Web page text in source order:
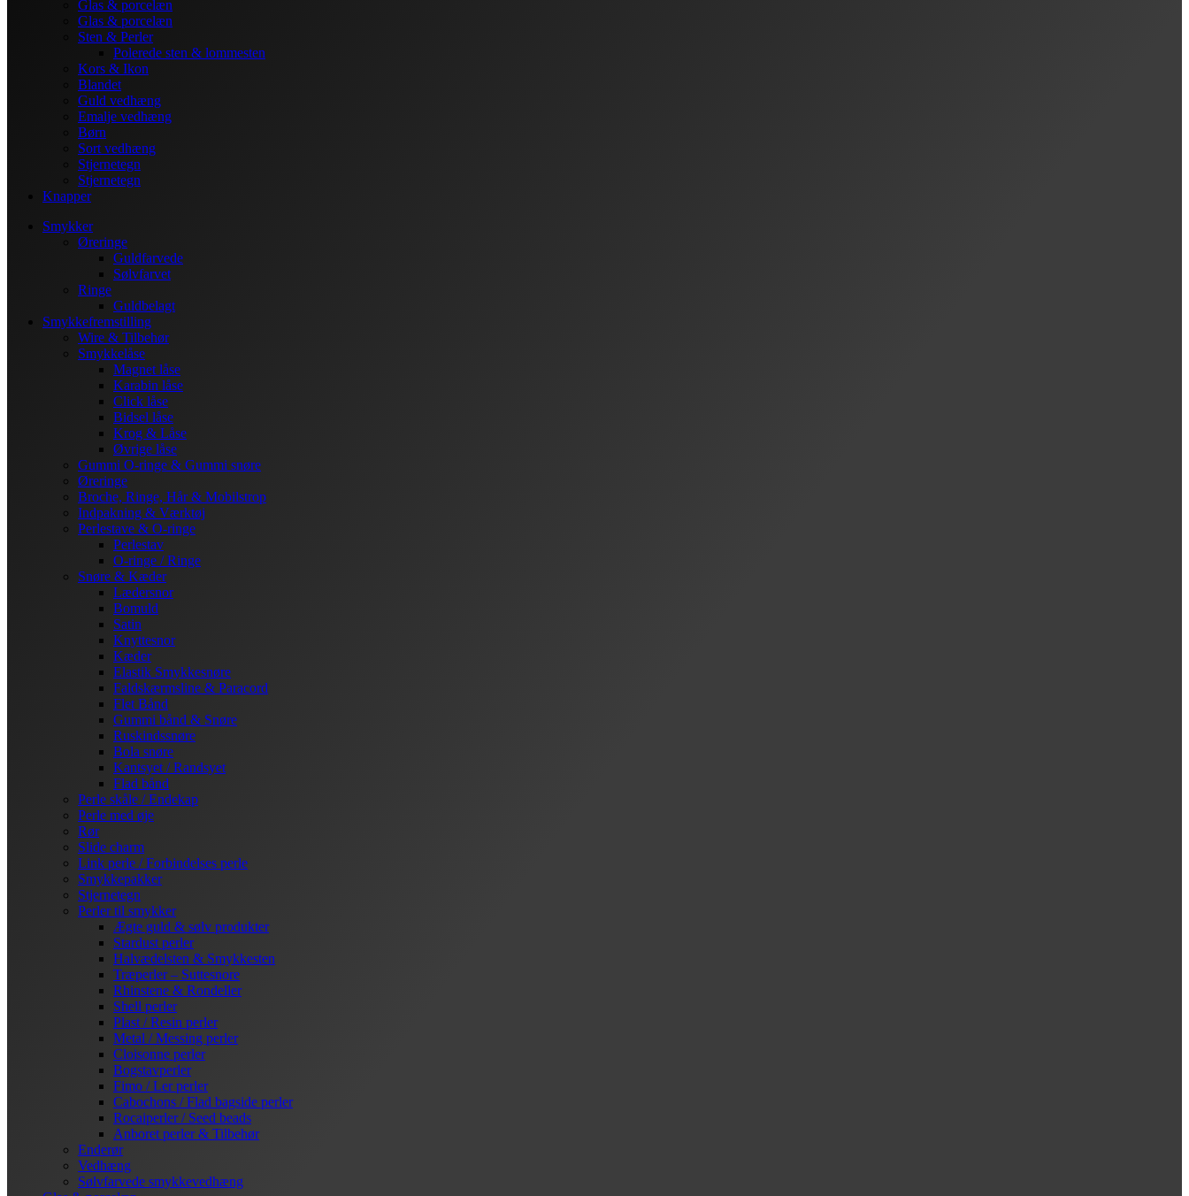
Glas & porcelæn
Glas & porcelæn
Sten & Perler
Polerede sten & lommesten
Kors & Ikon
Blandet
Guld vedhæng
Emalje vedhæng
Børn
Sort vedhæng
Stjernetegn
Stjernetegn
Knapper
Smykker
Øreringe
Guldfarvede
Sølvfarvet
Ringe
Guldbelagt
Smykkefremstilling
Wire & Tilbehør
Smykkelåse
Magnet låse
Karabin låse
Click låse
Bidsel låse
Krog & Låse
Øvrige låse
Gummi O-ringe & Gummi snøre
Øreringe
Broche, Ringe, Hår & Mobilstrop
Indpakning & Værktøj
Perlestave & O-ringe
Perlestav
O-ringe / Ringe
Snøre & Kæder
Lædersnor
Bomuld
Satin
Knyttesnor
Kæder
Elastik Smykkesnøre
Faldskærmsline & Paracord
Flet Bånd
Gummi bånd & Snøre
Ruskindssnøre
Bola snøre
Kantsyet / Randsyet
Flad bånd
Perle skåle / Endekap
Perle med øje
Rør
Slide charm
Link perle / Forbindelses perle
Smykkepakker
Stjernetegn
Perler til smykker
Ægte guld & sølv produkter
Stardust perler
Halvædelsten & Smykkesten
Træperler – Suttesnore
Rhinstene & Rondeller
Shell perler
Plast / Resin perler
Metal / Messing perler
Cloisonne perler
Bogstavperler
Fimo / Ler perler
Cabochons / Flad bagside perler
Rocaiperler / Seed beads
Anboret perler & Tilbehør
Enderør
Vedhæng
Sølvfarvede smykkevedhæng